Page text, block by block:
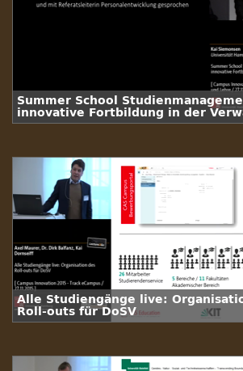
Summer School
innovative Fortbildung in der
Alle Studiengänge live:
Roll-outs für DoSV